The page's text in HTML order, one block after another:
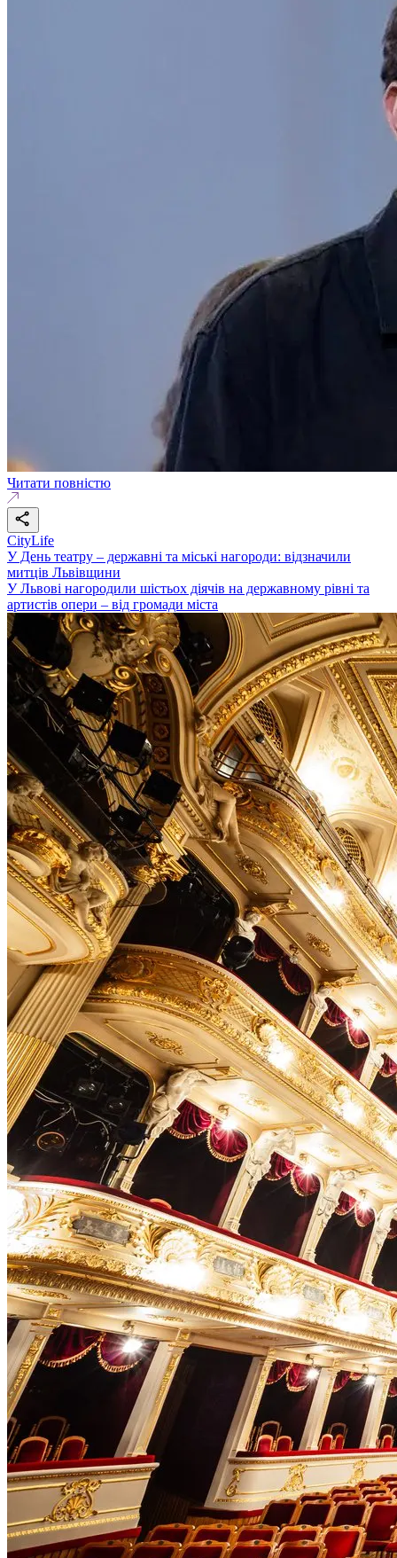
Читати повністю
CityLife
У День театру – державні та міські нагороди: відзначили
митців Львівщини
У Львові нагородили шістьох діячів на державному рівні та
артистів опери – від громади міста